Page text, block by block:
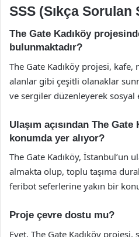
SSS (Sıkça Sorulan
The Gate Kadıköy
bulunmaktadır?
The Gate Kadıköy projesi,
alanlar gibi çeşitli olanaklar
ve sergiler düzenleyerek sosyal
Ulaşım açısından The Gate
konumda yer alıyor?
The Gate Kadıköy, İstanbul’un
almakta olup, toplu taşıma
feribot seferlerine yakın bir
Proje çevre dostu mu?
Evet, The Gate Kadıköy